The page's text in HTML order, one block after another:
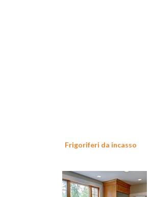
Frigoriferi da incasso